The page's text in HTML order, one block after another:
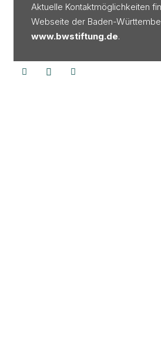
Aktuelle Kontaktmöglichkeiten
Webseite der Baden-
www.bwstiftung.de.